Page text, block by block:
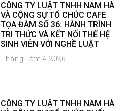
CÔNG TY LUẬT TNHH NAM HÀ
VÀ CỘNG SỰ TỔ CHỨC CAFE
TỌA ĐÀM SỐ 36: HÀNH TRÌNH
TRI THỨC VÀ KẾT NỐI THẾ HỆ
SINH VIÊN VỚI NGHỀ LUẬT
Tháng Tám 4, 2026
CÔNG TY LUẬT TNHH NAM HÀ